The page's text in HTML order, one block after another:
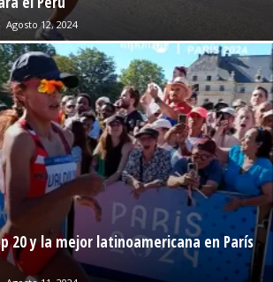
Agosto 12, 2024
20 y la mejor latinoamericana en París